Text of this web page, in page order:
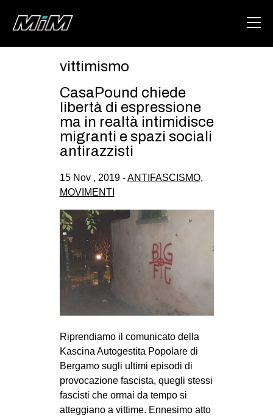
ABOUT
DEGENERAZIONE
GAZA FREESTYLE
CSOA LAMBRETTA
STUDENTI TSUNAMI
MILANO
MOBILITAZIONI
SPORT POPOLARE
MOVIMENTI
AMBIENTE
ANTIFASCISMO
vittimismo
CasaPound chiede
libertà di espressione
ma in realtà intimidisce
migranti e spazi sociali
antirazzisti
15 Nov , 2019 -ANTIFASCISMO,
MOVIMENTI
Riprendiamo il comunicato della
Kascina Autogestita Popolare di
Bergamo sugli ultimi episodi di
provocazione fascista, quegli stessi
fascisti che ormai da tempo si
atteggiano a vittime. Ennesimo atto